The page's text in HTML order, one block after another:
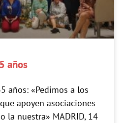
años
años: «Pedimos a los
apoyen asociaciones
la nuestra» MADRID, 14